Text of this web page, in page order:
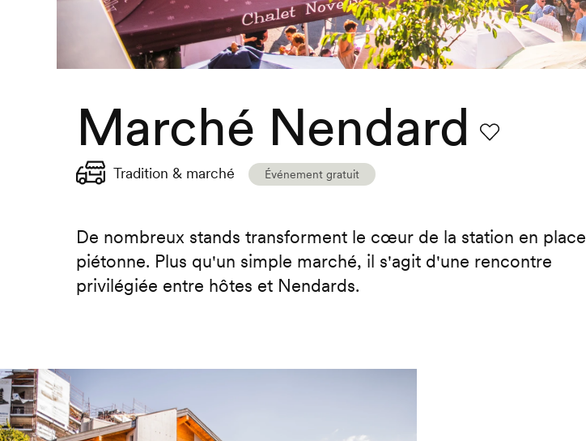
Marché Nendard
Tradition & marché
Événement gratuit
De nombreux stands transforment le cœur de la station en place
piétonne. Plus qu'un simple marché, il s'agit d'une rencontre
privilégiée entre hôtes et Nendards.